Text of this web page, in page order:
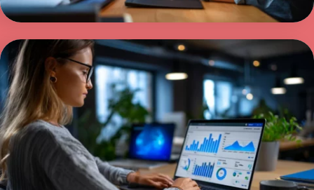
Google Ads i Norge – Eksperter
som gir målbare resultater
Med Google Ads i Norge kan du nå potensielle
kunder akkurat når behovet oppstår. Vi jobber
strukturert med søkeord, annonser og data for
å sikre bedre avkastning.